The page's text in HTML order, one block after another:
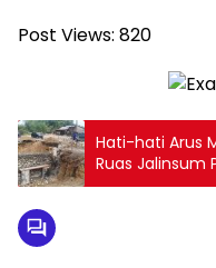
Post Views: 820
Hati-hati Arus
Ruas Jalinsum